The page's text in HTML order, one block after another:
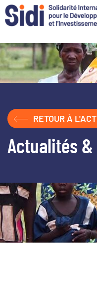
Aller
au
contenu
RETOUR À
Actualités